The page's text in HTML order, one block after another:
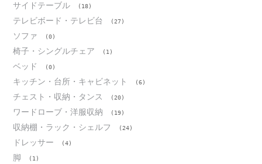
サイドテーブル (18)
テレビボード・テレビ台 (27)
ソファ (0)
椅子・シングルチェア (1)
ベッド (0)
キッチン・台所・キャビネット (6)
チェスト・収納・タンス (20)
ワードローブ・洋服収納 (19)
収納棚・ラック・シェルフ (24)
ドレッサー (4)
脚 (1)